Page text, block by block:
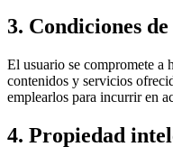
3. Condiciones de
El usuario se compromete a
contenidos y servicios
emplearlos para incurrir en
4. Propiedad